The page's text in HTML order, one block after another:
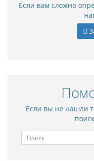
Если вам сложно
Если вы не нашли